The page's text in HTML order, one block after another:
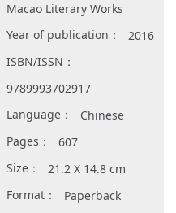
Macao Literary Works
Year of publication：
2016
ISBN/ISSN：
9789993702917
Language：
Chinese
Pages：
607
Size：
21.2 X 14.8 cm
Format：
Paperback